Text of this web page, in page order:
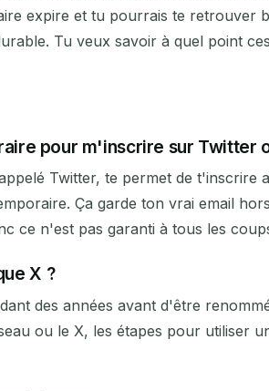
expire et tu pourrais te retrouver
Tu veux savoir à quel point
pour m'inscrire sur Twitter
Twitter, te permet de
Ça garde ton vrai email
ce n'est pas garanti à tous les
X ?
des années avant d'être
ou le X, les étapes pour utiliser